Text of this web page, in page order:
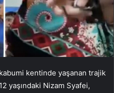
kentinde yaşanan trajik
yaşındaki Nizam Syafei,